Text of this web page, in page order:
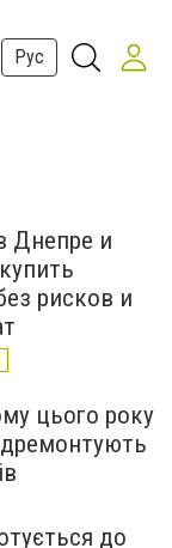
Рус
Днепре и
рисков и
цього року
до